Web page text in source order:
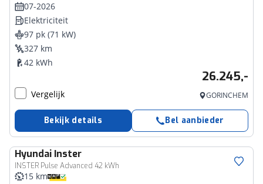
07-2026
Elektriciteit
97 pk (71 kW)
327 km
42 kWh
26.245,-
Vergelijk GORINCHEM
Bekijk details Bel aanbieder
Hyundai Inster
INSTER Pulse Advanced 42 kWh
15 km